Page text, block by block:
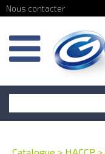
Catalogue > HACCP >